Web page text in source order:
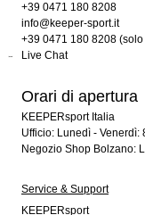
+39 0471 180 8208
info@keeper-sport.it
+39 0471 180 8208
Live Chat
Orari di apertura
KEEPERsport Italia
Ufficio: Lunedì - Venerdì:
Negozio Shop Bolzano:
Service & Support
KEEPERsport